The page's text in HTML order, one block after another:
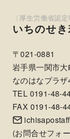
いちのせ
〒021-0881
岩手県一関市大
なのはなプラ
TEL 0191-48-
FAX 0191-48-
(お問合せフォ